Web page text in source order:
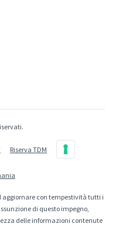
Riserva TDM
aggiornare con tempestività tutti i
di questo impegno,
delle informazioni contenute